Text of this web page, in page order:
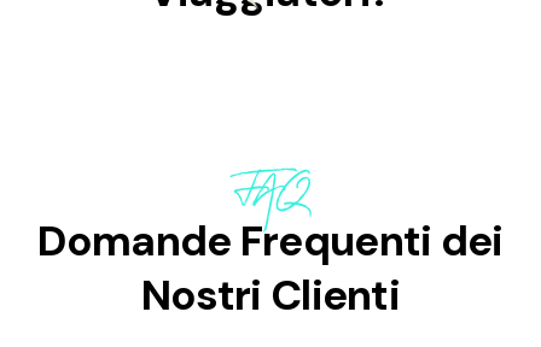
FAQ
Domande Frequenti dei
Nostri Clienti